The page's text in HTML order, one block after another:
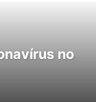
no